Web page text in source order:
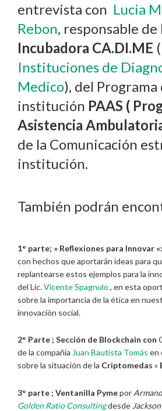
entrevista con Lucia
Rebon, responsable de
Incubadora CA.DI.ME (
Instituciones de
Medico), del Programa
institución PAAS (
Asistencia
de la Comunicación
institución.
También podrán
1° parte; » Reflexiones para Innovar «:
con hechos que aportarán ideas para
replantearse estos ejemplos para la
del Lic.Vicente Spagnulo , en esta
sobre la importancia de la ética en
innovación social.
2° Parte ; Sección de Blockchain con
de la compañía Juan Bautista Tomás en
sobre la situación de la Criptomedas »
3° parte ; Ventanilla Pymepor
Golden Ratio Consultingdesde